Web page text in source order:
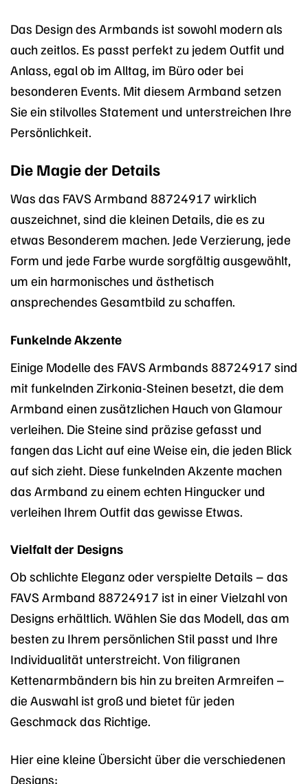
Das Design des Armbands ist sowohl modern als
auch zeitlos. Es passt perfekt zu jedem Outfit und
Anlass, egal ob im Alltag, im Büro oder bei
besonderen Events. Mit diesem Armband setzen
Sie ein stilvolles Statement und unterstreichen Ihre
Persönlichkeit.
Die Magie der Details
Was das FAVS Armband 88724917 wirklich
auszeichnet, sind die kleinen Details, die es zu
etwas Besonderem machen. Jede Verzierung, jede
Form und jede Farbe wurde sorgfältig ausgewählt,
um ein harmonisches und ästhetisch
ansprechendes Gesamtbild zu schaffen.
Funkelnde Akzente
Einige Modelle des FAVS Armbands 88724917 sind
mit funkelnden Zirkonia-Steinen besetzt, die dem
Armband einen zusätzlichen Hauch von Glamour
verleihen. Die Steine sind präzise gefasst und
fangen das Licht auf eine Weise ein, die jeden Blick
auf sich zieht. Diese funkelnden Akzente machen
das Armband zu einem echten Hingucker und
verleihen Ihrem Outfit das gewisse Etwas.
Vielfalt der Designs
Ob schlichte Eleganz oder verspielte Details – das
FAVS Armband 88724917 ist in einer Vielzahl von
Designs erhältlich. Wählen Sie das Modell, das am
besten zu Ihrem persönlichen Stil passt und Ihre
Individualität unterstreicht. Von filigranen
Kettenarmbändern bis hin zu breiten Armreifen –
die Auswahl ist groß und bietet für jeden
Geschmack das Richtige.
Hier eine kleine Übersicht über die verschiedenen
Designs: